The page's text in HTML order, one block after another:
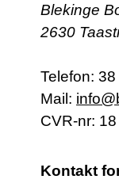
Blekinge
2630
Telefon: 38
Mail:
CVR-nr:
Kontakt